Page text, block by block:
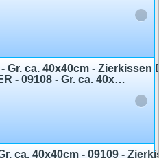
Kissen - TINKER - 09108 - Gr. ca. 40x40cm - Zierkissen Dekokissen - ©Kollektion Bötzel